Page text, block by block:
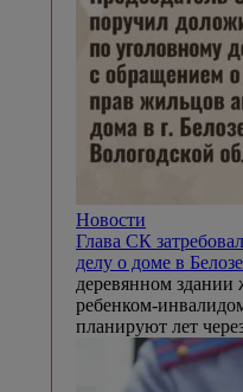
Новости
Глава СК
делу о доме в
деревянном
ребенком-
планируют лет